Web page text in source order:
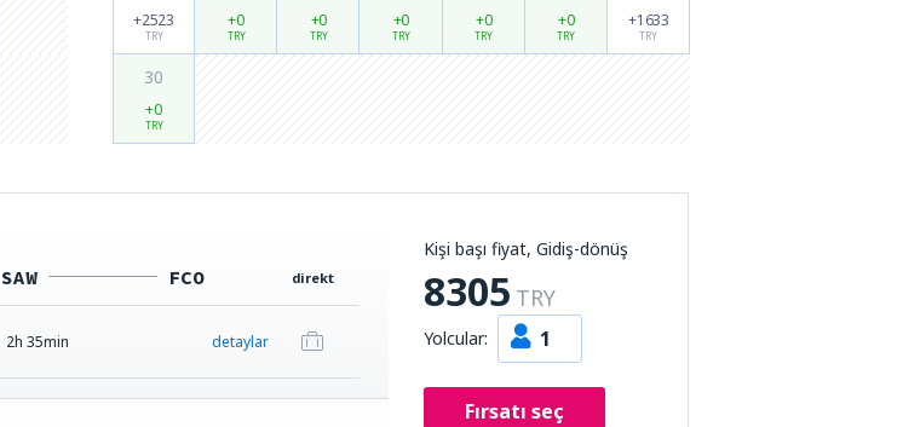
+2523
TRY
+0
TRY
+0
TRY
+0
TRY
+0
TRY
+0
TRY
+1633
TRY
30
+0
TRY
Kişi başı fiyat, Gidiş-dönüş
8305 TRY
Yolcular: 1
Fırsatı seç
SAW FCO direkt
2h 35min detaylar